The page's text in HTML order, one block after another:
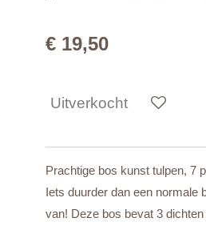
€ 19,50
Uitverkocht
Prachtige bos kunst tulpen, 7
Iets duurder dan een normale
van! Deze bos bevat 3